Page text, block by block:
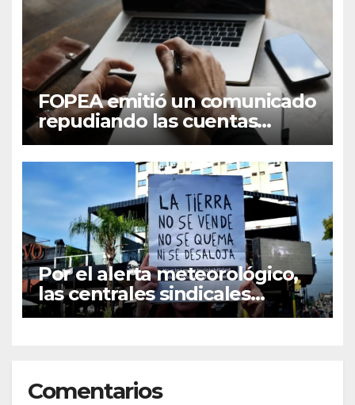
FOPEA emitió un comunicado
repudiando las cuentas
pseudo periodísticas de
Instagram en Mar del Plata
Por el alerta meteorológico,
las centrales sindicales
suspendieron la convocatoria
Comentarios